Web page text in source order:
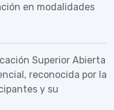
en modalidades
Superior Abierta
reconocida por la
y su